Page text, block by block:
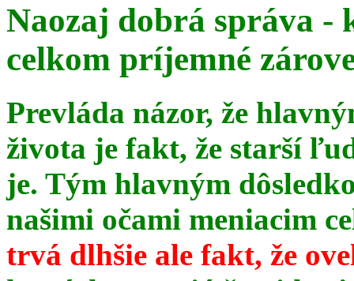
Naozaj dobrá správa -
celkom príjemné
Prevláda názor, že
života je fakt, že starší
je. Tým hlavným
našimi očami meniacim
trvá dlhšie ale fakt, že